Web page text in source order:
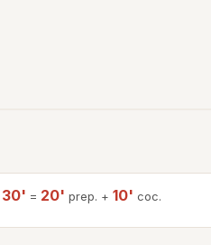
30' = 20' prep. + 10' coc.